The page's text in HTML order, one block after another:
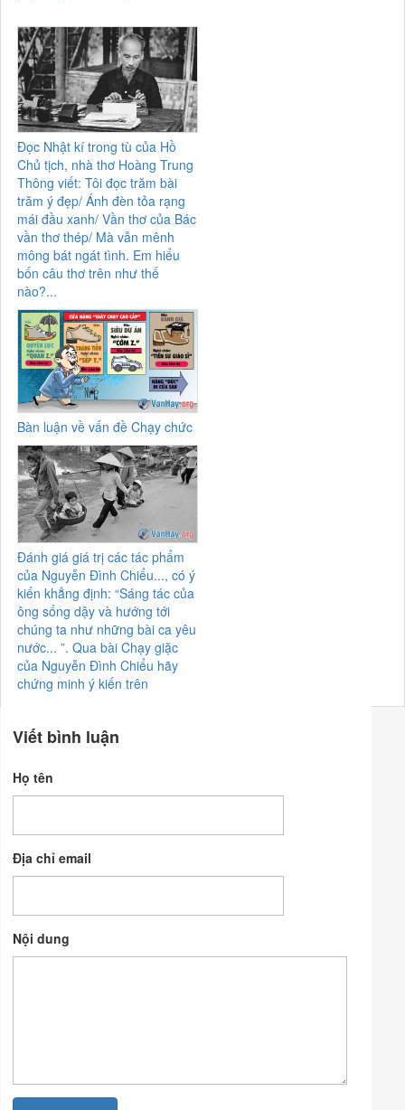
Đọc Nhật kí trong tù của Hồ
Chủ tịch, nhà thơ Hoàng Trung
Thông viết: Tôi đọc trăm bài
trăm ý đẹp/ Ánh đèn tỏa rạng
mái đầu xanh/ Vần thơ của Bác
vần thơ thép/ Mà vẫn mênh
mông bát ngát tình. Em hiểu
bốn câu thơ trên như thế
nào?...
Bàn luận về vấn đề Chạy chức
Đánh giá giá trị các tác phẩm
của Nguyễn Đình Chiểu..., có ý
kiến khẳng định: “Sáng tác của
ông sống dậy và hướng tới
chúng ta như những bài ca yêu
nước... ”. Qua bài Chạy giặc
của Nguyễn Đình Chiểu hãy
chứng minh ý kiến trên
Viết bình luận
Họ tên
Địa chỉ email
Nội dung